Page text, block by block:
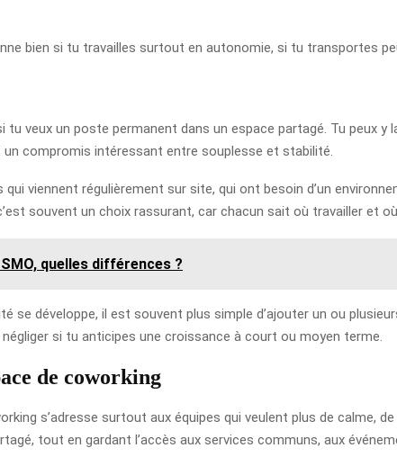
bien si tu travailles surtout en autonomie, si tu transportes
tu veux un poste permanent dans un espace partagé. Tu peux
un compromis intéressant entre souplesse et stabilité.
viennent régulièrement sur site, qui ont besoin d’un
souvent un choix rassurant, car chacun sait où travailler et
SMO, quelles différences ?
se développe, il est souvent plus simple d’ajouter un ou
si tu anticipes une croissance à court ou moyen terme.
de coworking
s’adresse surtout aux équipes qui veulent plus de calme,
tout en gardant l’accès aux services communs, aux